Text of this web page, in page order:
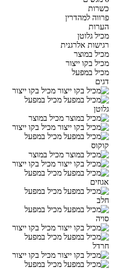
כשרות
פרווה למהדרין
הערות
מכיל גלוטן
רגישות אלרגנית
מכיל במוצר
מכיל בקו ייצור
מכיל במפעל
דגים
מכיל בקו ייצור
מכיל במפעל
גלוטן
מכיל במוצר
מכיל בקו ייצור
מכיל במפעל
קוקוס
מכיל במוצר
מכיל בקו ייצור
מכיל במפעל
אגוזים
מכיל במפעל
חלב
מכיל במפעל
סויה
מכיל בקו ייצור
מכיל במפעל
חרדל
מכיל בקו ייצור
מכיל במפעל